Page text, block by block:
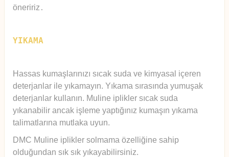
öneririz .
YIKAMA
Hassas kumaşlarınızı sıcak suda ve kimyasal içeren
deterjanlar ile yıkamayın. Yıkama sırasında yumuşak
deterjanlar kullanın. Muline iplikler sıcak suda
yıkanabilir ancak işleme yaptığınız kumaşın yıkama
talimatlarına mutlaka uyun.
DMC Muline iplikler solmama özelliğine sahip
olduğundan sık sık yıkayabilirsiniz.